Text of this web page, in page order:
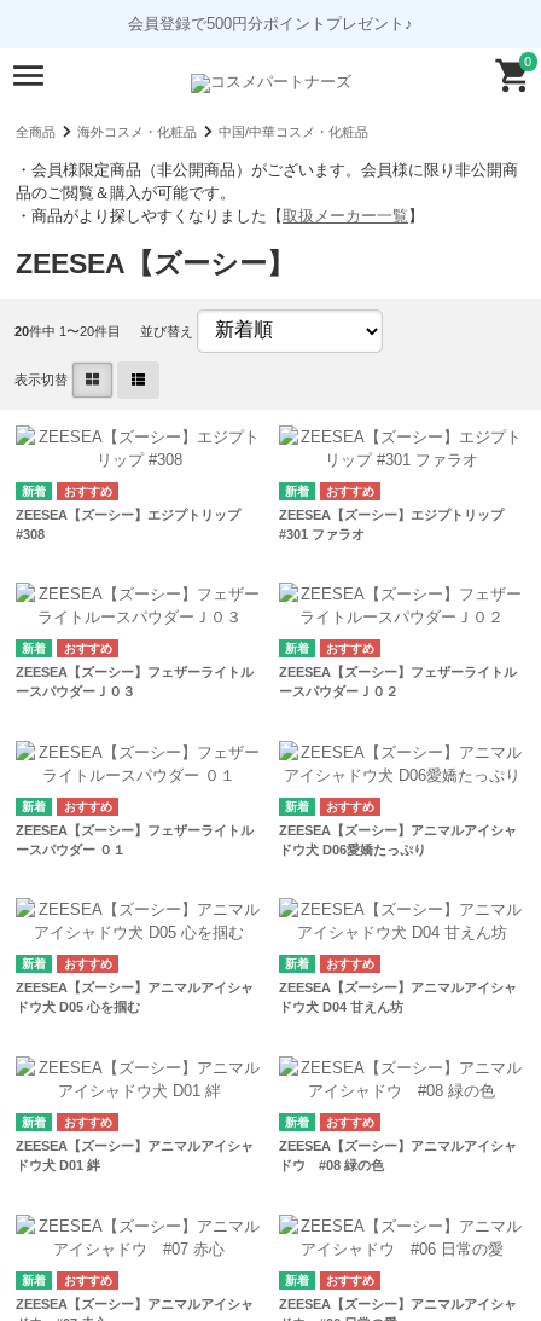
会員登録で500円分ポイントプレゼント♪
0
全商品 海外コスメ・化粧品 中国/中華コスメ・化粧品
・会員様限定商品（非公開商品）がございます。会員様に限り非公開商
品のご閲覧＆購入が可能です。
・商品がより探しやすくなりました【取扱メーカー一覧 】
ZEESEA【ズーシー】
20件中 1〜20件目 並び替え
表示切替
ZEESEA【ズーシー】エジプトリップ
#308
ZEESEA【ズーシー】エジプトリップ
#301 ファラオ
ZEESEA【ズーシー】フェザーライトル
ースパウダーＪ０３
ZEESEA【ズーシー】フェザーライトル
ースパウダーＪ０２
ZEESEA【ズーシー】フェザーライトル
ースパウダー ０１
ZEESEA【ズーシー】アニマルアイシャ
ドウ犬 D06愛嬌たっぷり
ZEESEA【ズーシー】アニマルアイシャ
ドウ犬 D05 心を掴む
ZEESEA【ズーシー】アニマルアイシャ
ドウ犬 D04 甘えん坊
ZEESEA【ズーシー】アニマルアイシャ
ドウ犬 D01 絆
ZEESEA【ズーシー】アニマルアイシャ
ドウ #08 緑の色
ZEESEA【ズーシー】アニマルアイシャ
ZEESEA【ズーシー】アニマルアイシャ